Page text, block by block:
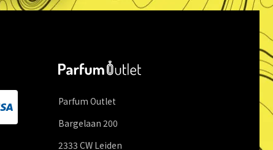
Parfum Outlet
Bargelaan 200
2333 CW Leiden